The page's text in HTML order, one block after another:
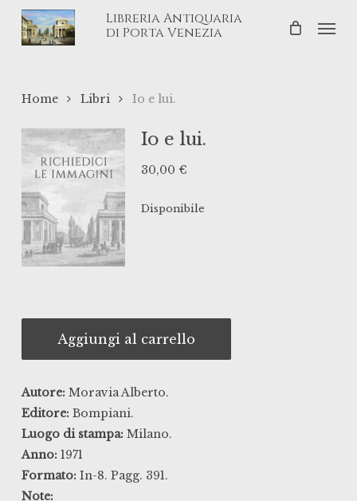
Skip
Libreria Antiquaria
di Porta Venezia
Home Libri Io e lui.
Io e lui.
30,00 €
Disponibile
Aggiungi al carrello
Autore: Moravia Alberto.
Editore: Bompiani.
Luogo di stampa: Milano.
Anno: 1971
Formato: In-8. Pagg. 391.
Note: